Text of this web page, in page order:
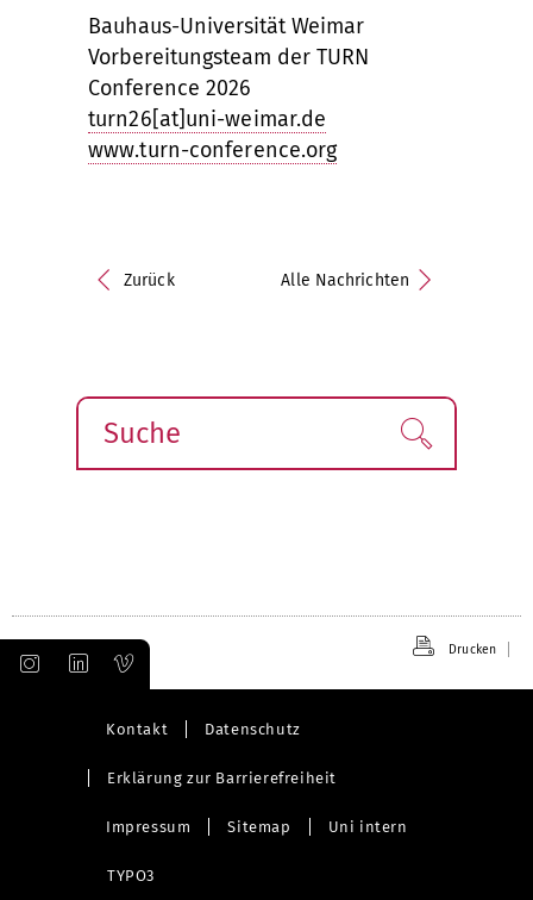
Bauhaus-Universität Weimar
Vorbereitungsteam der TURN
Conference 2026
turn26[at]uni-weimar.de
www.turn-conference.org
Zurück Alle Nachrichten
Suche Finden!
Drucken
Kontakt Datenschutz
Erklärung zur Barrierefreiheit
Impressum Sitemap Uni intern
TYPO3